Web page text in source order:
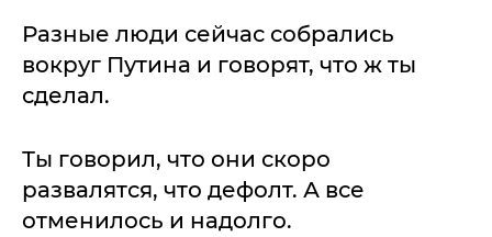
Разные люди сейчас собрались
вокруг Путина и говорят, что ж ты
сделал.
Ты говорил, что они скоро
развалятся, что дефолт. А все
отменилось и надолго.